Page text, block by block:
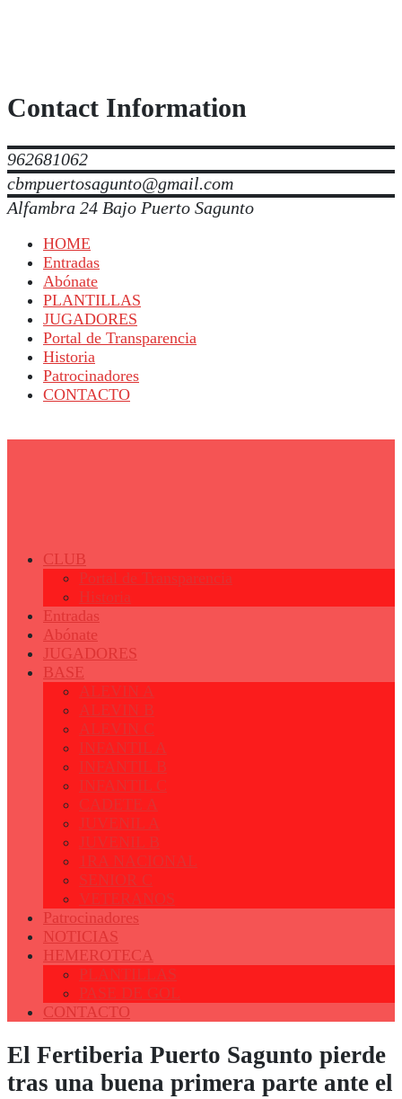
Contact Information
962681062
cbmpuertosagunto@gmail.com
Alfambra 24 Bajo Puerto Sagunto
HOME
Entradas
Abónate
PLANTILLAS
JUGADORES
Portal de Transparencia
Historia
Patrocinadores
CONTACTO
CLUB
Portal de Transparencia
Historia
Entradas
Abónate
JUGADORES
BASE
ALEVIN A
ALEVIN B
ALEVIN C
INFANTIL A
INFANTIL B
INFANTIL C
CADETE A
JUVENIL A
JUVENIL B
1RA NACIONAL
SENIOR C
VETERANOS
Patrocinadores
NOTICIAS
HEMEROTECA
PLANTILLAS
PASE DE GOL
CONTACTO
El Fertiberia Puerto Sagunto pierde
tras una buena primera parte ante el